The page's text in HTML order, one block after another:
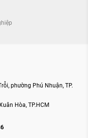
phường Phú Nhuận, TP.
Hòa, TP.HCM